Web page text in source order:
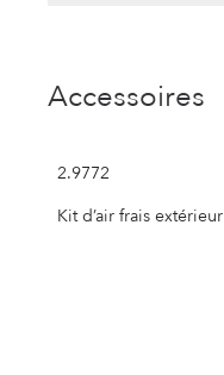
Accessoires
2.9772
Kit d’air frais extérieur